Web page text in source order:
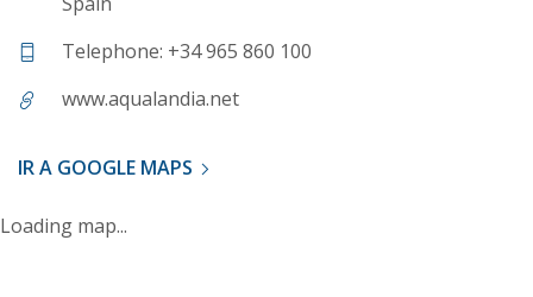
Telephone: +34 965 860 100
www.aqualandia.net
IR A GOOGLE MAPS
Loading map...